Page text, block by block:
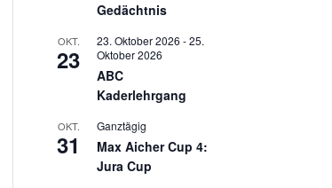
Gedächtnis
OKT.
23
23. Oktober 2026 -25.
Oktober 2026
ABC
Kaderlehrgang
OKT.
31
Ganztägig
Max Aicher Cup 4:
Jura Cup